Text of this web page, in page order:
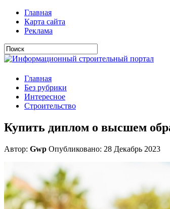
Главная
Карта сайта
Реклама
Главная
Без рубрики
Интересное
Строительство
Купить диплом о высшем
Автор: Gwp Опубликовано: 28 Декабрь 2023